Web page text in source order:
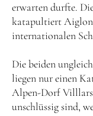
erwarten durfte.
katapultiert Aiglon
internationalen
Die beiden
liegen nur einen
Alpen-Dorf
unschlüssig sind,